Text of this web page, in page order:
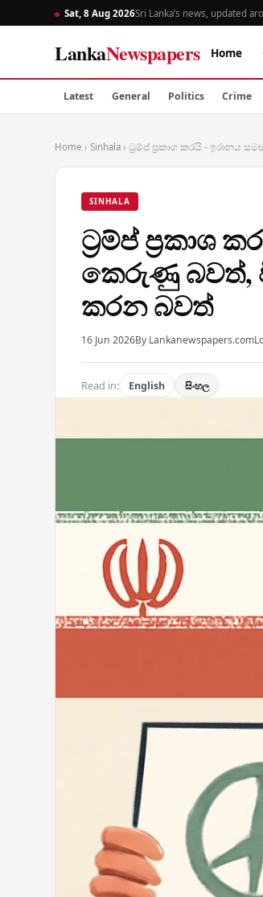
Sat, 8 Aug 2026Sri Lanka’s news, updated
LankaNewspapers Home
Latest General Politics Crime
Home › Sinhala › ට්‍රම්ප් ප්‍රකාශ කරයි - ඉරානය
SINHALA
ට්‍රම්ප් ප්‍රකාශ
කෙරුණු බවත්,
කරන බවත්
16 Jun 2026By Lankanewspapers.com
Read in: English සිංහල